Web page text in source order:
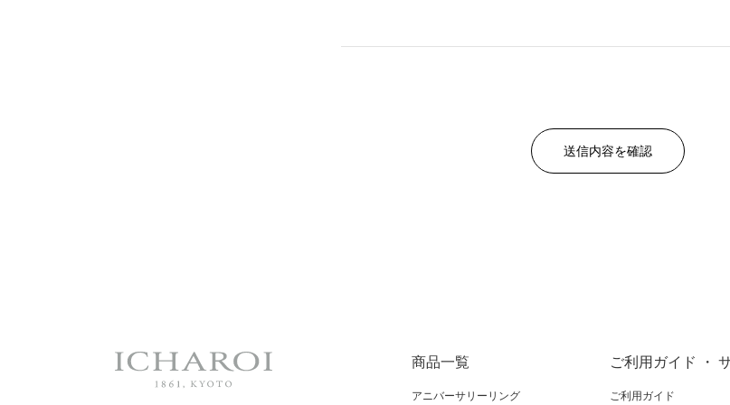
商品一覧
アニバーサリーリング
ご利用ガイド ・
ご利用ガイド